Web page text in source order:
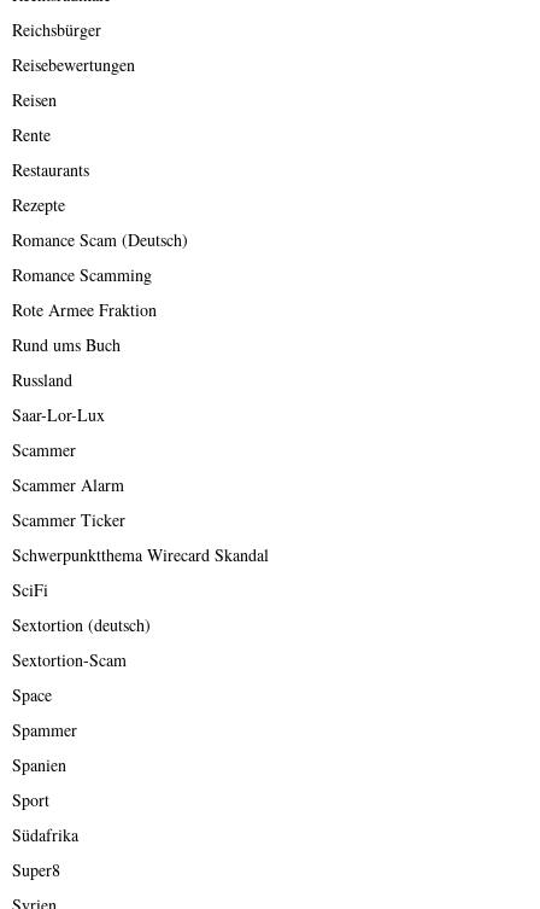
Reichsbürger
Reisebewertungen
Reisen
Rente
Restaurants
Rezepte
Romance Scam (Deutsch)
Romance Scamming
Rote Armee Fraktion
Rund ums Buch
Russland
Saar-Lor-Lux
Scammer
Scammer Alarm
Scammer Ticker
Schwerpunktthema Wirecard Skandal
SciFi
Sextortion (deutsch)
Sextortion-Scam
Space
Spammer
Spanien
Sport
Südafrika
Super8
Syrien